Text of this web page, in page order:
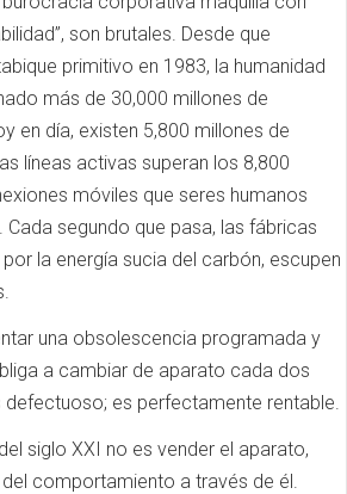
son brutales. Desde que
primitivo en 1983, la humanidad
más de 30,000 millones de
en día, existen 5,800 millones de
líneas activas superan los 8,800
móviles que seres humanos
Cada segundo que pasa, las fábricas
la energía sucia del carbón, escupen
una obsolescencia programada y
a cambiar de aparato cada dos
es perfectamente rentable.
siglo XXI no es vender el aparato,
comportamiento a través de él.